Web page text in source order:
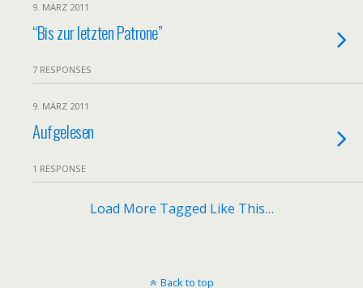
9. MÄRZ 2011
“Bis zur letzten Patrone”
7 RESPONSES
9. MÄRZ 2011
Aufgelesen
1 RESPONSE
Load More Tagged Like This…
Back to top